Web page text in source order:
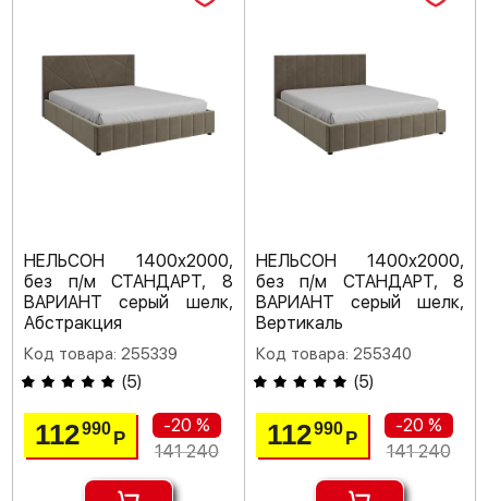
НЕЛЬСОН 1400х2000,
без п/м СТАНДАРТ, 8
ВАРИАНТ серый шелк,
Абстракция
Код товара: 255339
(5)
112990Р
-20 %
141 240
НЕЛЬСОН 1400х2000,
без п/м СТАНДАРТ, 8
ВАРИАНТ серый шелк,
Вертикаль
Код товара: 255340
(5)
112990 Р
-20 %
141 240